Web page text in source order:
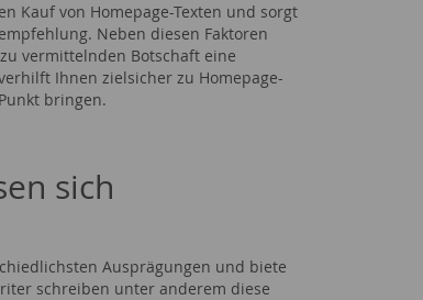
Kauf von Homepage-Texten und sorgt
Neben diesen Faktoren
vermittelnden Botschaft eine
Ihnen zielsicher zu Homepage-
bringen.
sich
Ausprägungen und biete
schreiben unter anderem diese